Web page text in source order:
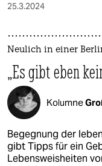
25.3.2024
Neulich in einer
„Es gibt eben
Kolumne
Begegnung der
gibt Tipps für ein
Lebensweisheiten